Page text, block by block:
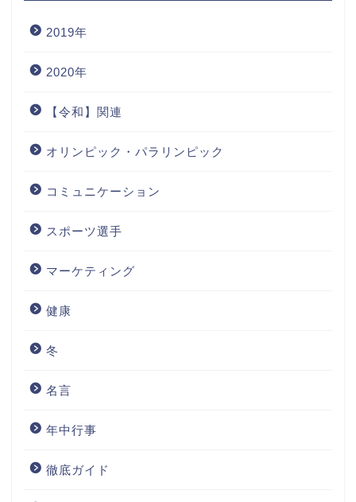
2019年
2020年
【令和】関連
オリンピック・パラリンピック
コミュニケーション
スポーツ選手
マーケティング
健康
冬
名言
年中行事
徹底ガイド